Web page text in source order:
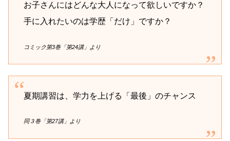
お子さんにはどんな大人になって欲しいですか？
手に入れたいのは学歴「だけ」ですか？
コミック第3巻「第24講」より
夏期講習は、学力を上げる「最後」のチャンス
同３巻「第27講」より